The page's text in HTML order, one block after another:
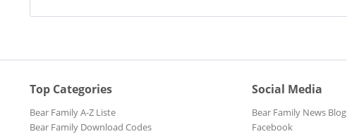
Top Categories
Bear Family A-Z Liste
Bear Family Download Codes
Social Media
Bear Family News Blog
Facebook